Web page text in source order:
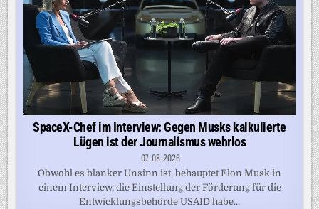
SpaceX-Chef im Interview: Gegen Musks kalkulierte
Lügen ist der Journalismus wehrlos
07-08-2026
Obwohl es blanker Unsinn ist, behauptet Elon Musk in
einem Interview, die Einstellung der Förderung für die
Entwicklungsbehörde USAID habe...